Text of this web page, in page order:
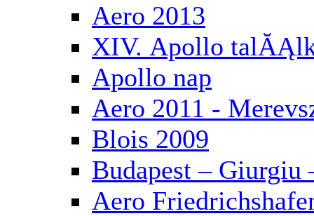
Aero 2013
XIV. Apollo
Apollo nap
Aero 2011 -
Blois 2009
Budapest – Giurgiu
Aero